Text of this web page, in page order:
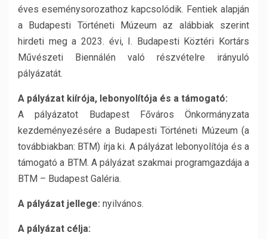
éves eseménysorozathoz kapcsolódik. Fentiek alapján
a Budapesti Történeti Múzeum az alábbiak szerint
hirdeti meg a 2023. évi, I. Budapesti Köztéri Kortárs
Művészeti Biennálén való részvételre irányuló
pályázatát.
A pályázat kiírója, lebonyolítója és a támogató:
A pályázatot Budapest Főváros Önkormányzata
kezdeményezésére a Budapesti Történeti Múzeum (a
továbbiakban: BTM) írja ki. A pályázat lebonyolítója és a
támogató a BTM. A pályázat szakmai programgazdája a
BTM – Budapest Galéria.
A pályázat jellege: nyilvános.
A pályázat célja: